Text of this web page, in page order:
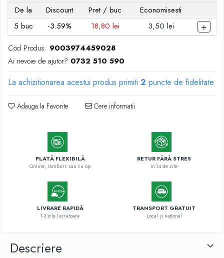
Markere cu vopsea
De la
Discount Pret / buc
Economisesti
5 buc -3.59% 18,80 lei 3,50 lei +
Cod Produs: 9003974459028
Ai nevoie de ajutor? 0732 510 590
La achizitionarea acestui produs primiti 2 puncte de fidelitate
Adauga la Favorite Cere informatii
PLATĂ FLEXIBILĂ
Online, ramburs sau cu op
RETUR FĂRĂ STRES
In 14 de zile
LIVRARE RAPIDĂ
1-3 zile lucratoare
TRANSPORT GRATUIT
Local și național
Descriere